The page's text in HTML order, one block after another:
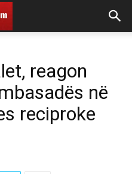
reagon
në
reciproke